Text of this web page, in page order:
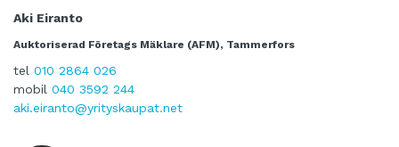
Aki Eiranto
Auktoriserad Företags Mäklare (AFM), Tammerfors
tel 010 2864 026
mobil 040 3592 244
aki.eiranto@yrityskaupat.net